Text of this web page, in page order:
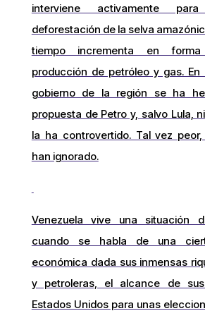
interviene activamente
deforestación de la selva
tiempo incrementa en
producción de petróleo y gas. En
gobierno de la región se ha
propuesta de Petro y, salvo Lula,
la ha controvertido. Tal vez
han ignorado.
Venezuela vive una situación
cuando se habla de una
económica dada sus inmensas
y petroleras, el alcance de
Estados Unidos para unas